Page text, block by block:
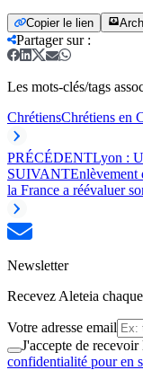
Copier le lien
Partager sur:
Les mots-clés/tags
ChrétiensChrétiens en
PRÉCÉDENTLyon :
SUIVANTEnlèvement
la France a réévaluer
Newsletter
Recevez Aleteia
Votre adresse email
J'accepte de
confidentialité pour en